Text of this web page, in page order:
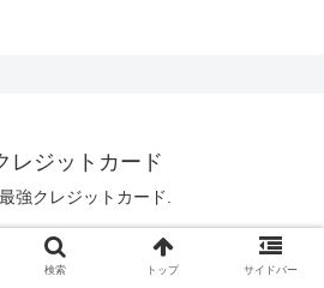
レジットカード
強クレジットカード.
検索 トップ サイドバー